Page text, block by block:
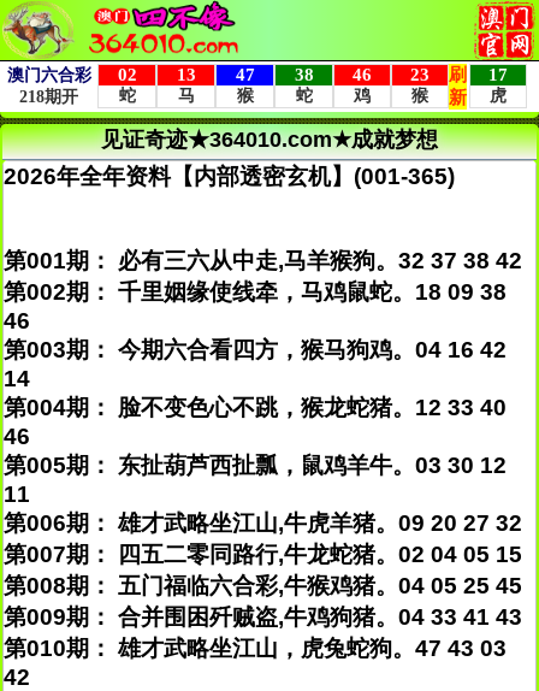
见证奇迹★364010.com★成就梦想
2026年全年资料【内部透密玄机】(001-365)
第001期： 必有三六从中走,马羊猴狗。32 37 38 42
第002期： 千里姻缘使线牵，马鸡鼠蛇。18 09 38
46
第003期： 今期六合看四方，猴马狗鸡。04 16 42
14
第004期： 脸不变色心不跳，猴龙蛇猪。12 33 40
46
第005期： 东扯葫芦西扯瓢，鼠鸡羊牛。03 30 12
11
第006期： 雄才武略坐江山,牛虎羊猪。09 20 27 32
第007期： 四五二零同路行,牛龙蛇猪。02 04 05 15
第008期： 五门福临六合彩,牛猴鸡猪。04 05 25 45
第009期： 合并围困歼贼盗,牛鸡狗猪。04 33 41 43
第010期： 雄才武略坐江山，虎兔蛇狗。47 43 03
42